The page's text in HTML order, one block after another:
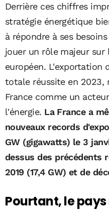
Derrière ces chiffres
stratégie énergétique
à répondre à ses
jouer un rôle majeur sur
européen. L'exportation
totale réussite en 2023,
France comme un
l'énergie. La France a
nouveaux records
GW (gigawatts) le 3
dessus des précédents
2019 (17,4 GW) et de
Pourtant, le